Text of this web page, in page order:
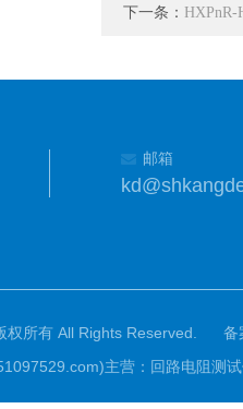
下一条： HXPnR-
邮箱
所有 All Rights Reserved.
备
主营：回路电阻